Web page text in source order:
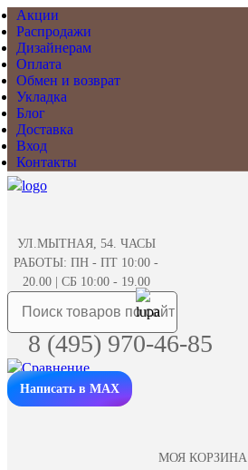
Акции
Распродажи
Дизайнерам
Оплата
Обмен и возврат
Укладка
Блог
Доставка
Вход
Контакты
УЛ.МЫТНАЯ, 54. ЧАСЫ
РАБОТЫ: ПН - ПТ 10:00 -
20.00 | СБ 10:00 - 19.00
8 (495) 970-46-85
Написать в MAX
МОЯ КОРЗИНА